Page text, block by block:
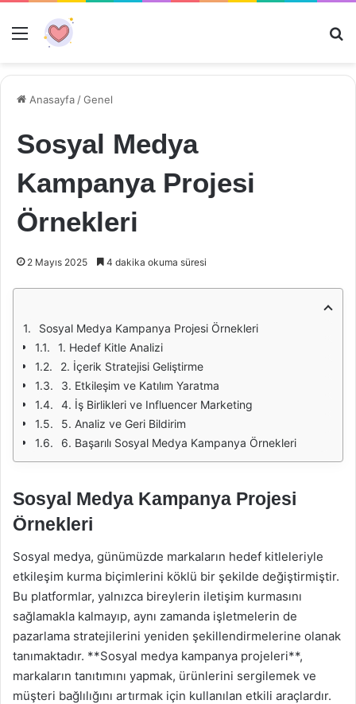
Menü
Anasayfa /Genel
Sosyal Medya
Kampanya Projesi
Örnekleri
2 Mayıs 2025 4 dakika okuma süresi
Sosyal Medya Kampanya Projesi Örnekleri
1. Hedef Kitle Analizi
2. İçerik Stratejisi Geliştirme
3. Etkileşim ve Katılım Yaratma
4. İş Birlikleri ve Influencer Marketing
5. Analiz ve Geri Bildirim
6. Başarılı Sosyal Medya Kampanya Örnekleri
Sosyal Medya Kampanya Projesi
Örnekleri
Sosyal medya, günümüzde markaların hedef kitleleriyle
etkileşim kurma biçimlerini köklü bir şekilde değiştirmiştir.
Bu platformlar, yalnızca bireylerin iletişim kurmasını
sağlamakla kalmayıp, aynı zamanda işletmelerin de
pazarlama stratejilerini yeniden şekillendirmelerine olanak
tanımaktadır. **Sosyal medya kampanya projeleri**,
markaların tanıtımını yapmak, ürünlerini sergilemek ve
müşteri bağlılığını artırmak için kullanılan etkili araçlardır.